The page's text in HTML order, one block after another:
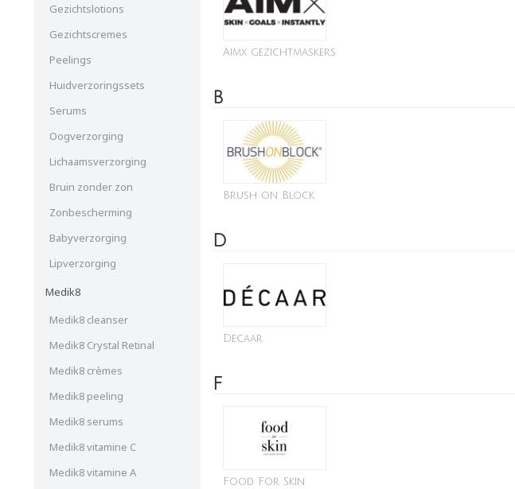
Gezichtslotions
Gezichtscremes
Peelings
Huidverzoringssets
Serums
Oogverzorging
Lichaamsverzorging
Bruin zonder zon
Zonbescherming
Babyverzorging
Lipverzorging
Medik8
Medik8 cleanser
Medik8 Crystal Retinal
Medik8 crèmes
Medik8 peeling
Medik8 serums
Medik8 vitamine C
Medik8 vitamine A
Aimx gezichtmaskers
B
Brush on Block
D
Decaar
F
Food For Skin